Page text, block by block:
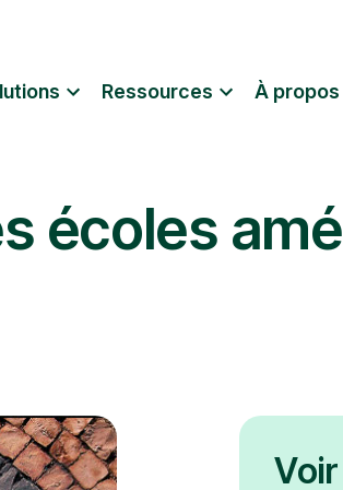
Ressources À propos
écoles